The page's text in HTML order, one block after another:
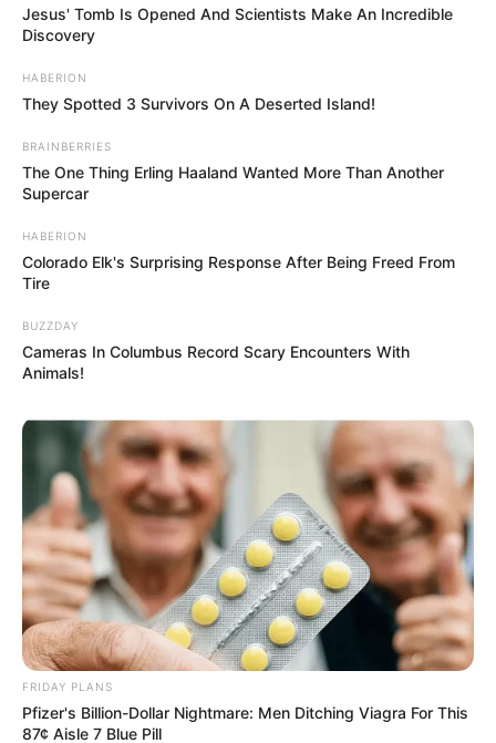
Jesus' Tomb Is Opened And Scientists Make An Incredible
Discovery
HABERION
They Spotted 3 Survivors On A Deserted Island!
BRAINBERRIES
The One Thing Erling Haaland Wanted More Than Another
Supercar
HABERION
Colorado Elk's Surprising Response After Being Freed From
Tire
BUZZDAY
Cameras In Columbus Record Scary Encounters With
Animals!
FRIDAY PLANS
Pfizer's Billion-Dollar Nightmare: Men Ditching Viagra For This
87¢ Aisle 7 Blue Pill